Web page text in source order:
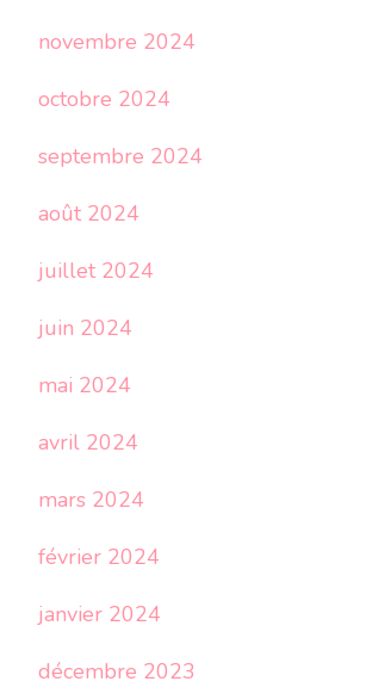
novembre 2024
octobre 2024
septembre 2024
août 2024
juillet 2024
juin 2024
mai 2024
avril 2024
mars 2024
février 2024
janvier 2024
décembre 2023